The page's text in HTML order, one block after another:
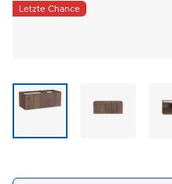
Letzte Chance